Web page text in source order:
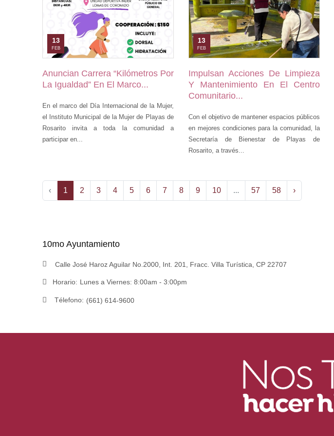
13
FEB
Anuncian Carrera “Kilómetros Por
La Igualdad” En El Marco...
En el marco del Día Internacional de la Mujer,
el Instituto Municipal de la Mujer de Playas de
Rosarito invita a toda la comunidad a
participar en...
13
FEB
Impulsan Acciones De Limpieza
Y Mantenimiento En El Centro
Comunitario...
Con el objetivo de mantener espacios públicos
en mejores condiciones para la comunidad, la
Secretaría de Bienestar de Playas de
Rosarito, a través...
‹ 1 2 3 4 5 6 7 8 9 10 ... 57 58 ›
10mo Ayuntamiento
Calle José Haroz Aguilar No.2000, Int. 201, Fracc. Villa Turística, CP 22707
Horario: Lunes a Viernes: 8:00am - 3:00pm
Télefono: (661) 614-9600